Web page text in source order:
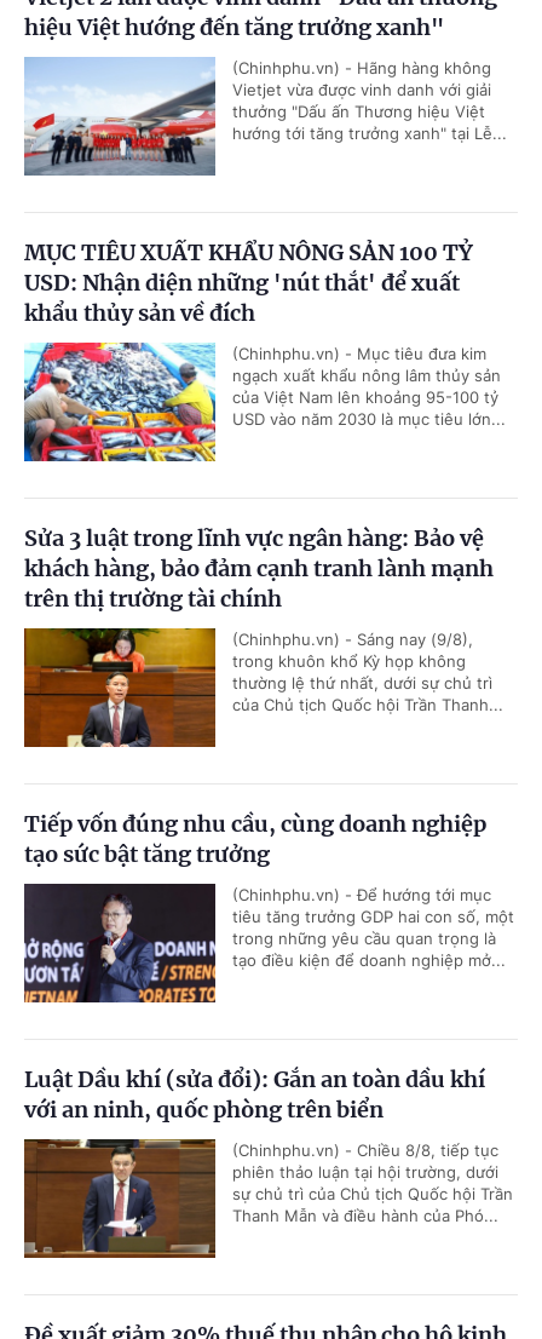
hiệu Việt hướng đến tăng trưởng xanh"
(Chinhphu.vn) - Hãng hàng không
Vietjet vừa được vinh danh với giải
thưởng "Dấu ấn Thương hiệu Việt
hướng tới tăng trưởng xanh" tại Lễ...
MỤC TIÊU XUẤT KHẨU NÔNG SẢN 100 TỶ
USD: Nhận diện những 'nút thắt' để xuất
khẩu thủy sản về đích
(Chinhphu.vn) - Mục tiêu đưa kim
ngạch xuất khẩu nông lâm thủy sản
của Việt Nam lên khoảng 95-100 tỷ
USD vào năm 2030 là mục tiêu lớn...
Sửa 3 luật trong lĩnh vực ngân hàng: Bảo vệ
khách hàng, bảo đảm cạnh tranh lành mạnh
trên thị trường tài chính
(Chinhphu.vn) - Sáng nay (9/8),
trong khuôn khổ Kỳ họp không
thường lệ thứ nhất, dưới sự chủ trì
của Chủ tịch Quốc hội Trần Thanh...
Tiếp vốn đúng nhu cầu, cùng doanh nghiệp
tạo sức bật tăng trưởng
(Chinhphu.vn) - Để hướng tới mục
tiêu tăng trưởng GDP hai con số, một
trong những yêu cầu quan trọng là
tạo điều kiện để doanh nghiệp mở...
Luật Dầu khí (sửa đổi): Gắn an toàn dầu khí
với an ninh, quốc phòng trên biển
(Chinhphu.vn) - Chiều 8/8, tiếp tục
phiên thảo luận tại hội trường, dưới
sự chủ trì của Chủ tịch Quốc hội Trần
Thanh Mẫn và điều hành của Phó...